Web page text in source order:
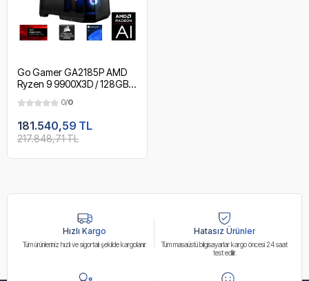
Go Gamer GA2185P AMD
Ryzen 9 9900X3D / 128GB
NVMe m.2 SSD / RX 9060XT
8GB / 240mm Sıvı Soğutma /
AMD Gaming Paket
0/0
181.540,59 TL
217.848,71 TL
Hızlı Kargo
Tüm ürünleriniz hızlı ve sigortalı şekilde kargolanır
Hatasız Ürünler
Tüm masaüstü bilgisayarlar kargo öncesi 24 saat
test edilir.